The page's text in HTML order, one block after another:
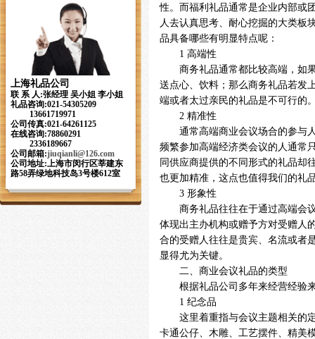
上海礼品公司
联 系 人:张经理 吴小姐 李小姐
礼品咨询:021-54305209
13661719971
公司传真:021-64261125
在线咨询:78860291
2336189667
公司邮箱:jiuqianli@126.com
公司地址:上海市闵行区莘建东
路58弄绿地科技岛3号楼612室
性。而福利礼品通常是企业内部或
人去认真思考、耐心挖掘的大类板
品具备哪些有明显特点呢：
1 高端性
商务礼品通常都比较高端，如果
送点心、饮料；那么商务礼品若发
端或者太过亲民的礼品是不可行的
2 精准性
通常高端商业会议场合的参与人
频繁参加高端经济类会议的人通常
同供应商提供的不同形式的礼品却
也更加精准，这点也值得我们的礼
3 形象性
商务礼品往往在于通过高端会议
体现出主办机构或赠予方对受赠人
合的受赠人往往是贵宾、名流或者
显得尤为关键。
二、商业会议礼品的类型
根据礼品公司多年来经营经验来
1 纪念品
这里着重指与会议主题相关的定
卡通公仔、木雕、工艺摆件、精美